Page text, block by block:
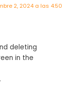
2, 2024 a las 4:50
deleting
in the
.